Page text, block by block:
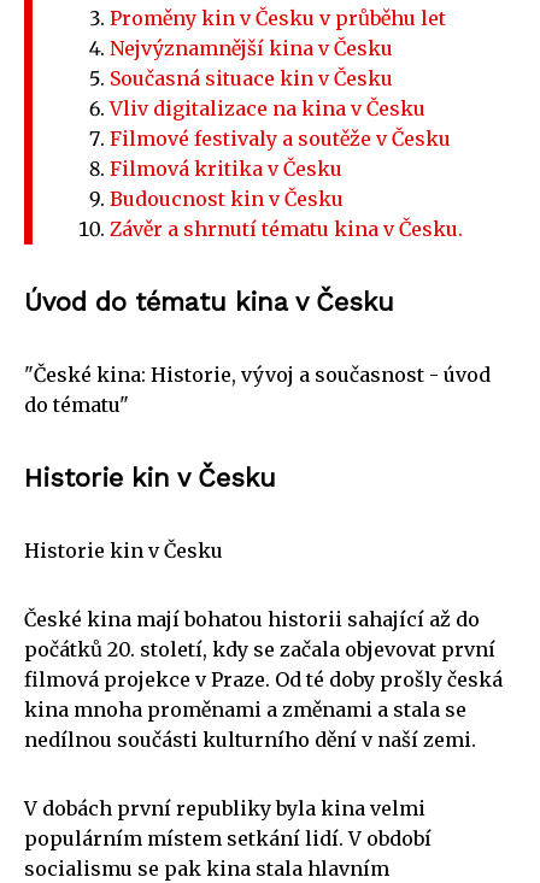
Proměny kin v Česku v průběhu let
Nejvýznamnější kina v Česku
Současná situace kin v Česku
Vliv digitalizace na kina v Česku
Filmové festivaly a soutěže v Česku
Filmová kritika v Česku
Budoucnost kin v Česku
Závěr a shrnutí tématu kina v Česku.
Úvod do tématu kina v Česku
"České kina: Historie, vývoj a současnost - úvod
do tématu"
Historie kin v Česku
Historie kin v Česku
České kina mají bohatou historii sahající až do
počátků 20. století, kdy se začala objevovat první
filmová projekce v Praze. Od té doby prošly česká
kina mnoha proměnami a změnami a stala se
nedílnou součásti kulturního dění v naší zemi.
V dobách první republiky byla kina velmi
populárním místem setkání lidí. V období
socialismu se pak kina stala hlavním